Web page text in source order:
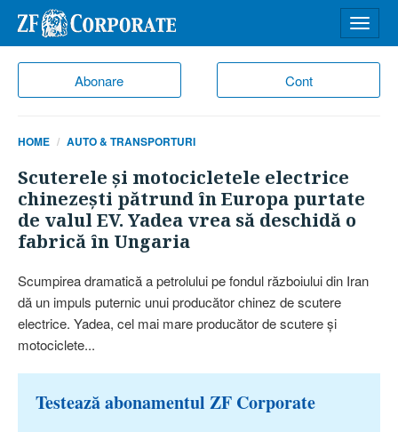
Abonare Cont
meniu
HOME AUTO & TRANSPORTURI
Scuterele şi motocicletele electrice
chinezeşti pătrund în Europa purtate
de valul EV. Yadea vrea să deschidă o
fabrică în Ungaria
Scumpirea dramatică a petrolului pe fondul războiului din Iran
dă un impuls puternic unui producător chinez de scutere
electrice. Yadea, cel mai mare producător de scutere şi
motociclete...
Testează abonamentul ZF Corporate